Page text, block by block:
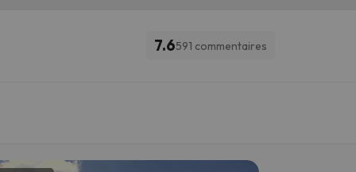
7.6591 commentaires